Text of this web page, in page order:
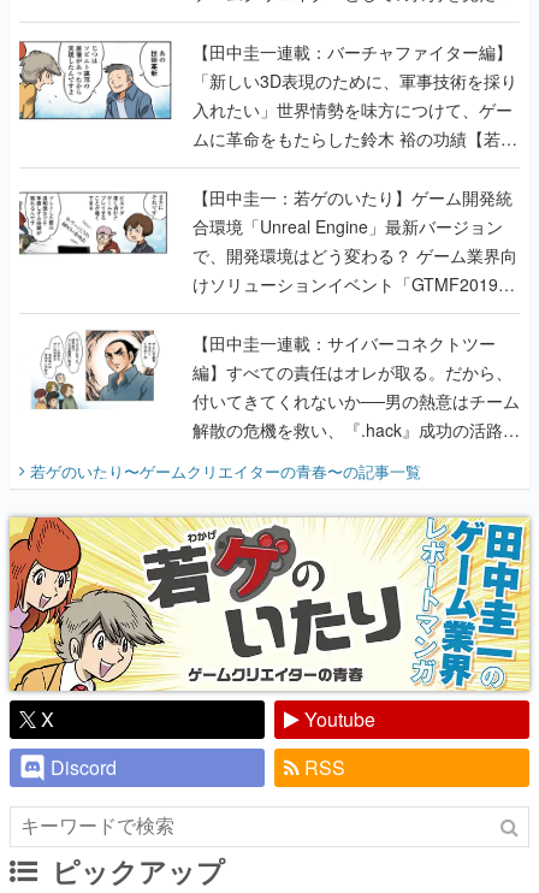
【若ゲのいたり最終回】
【田中圭一連載：バーチャファイター編】
「新しい3D表現のために、軍事技術を採り
入れたい」世界情勢を味方につけて、ゲー
ムに革命をもたらした鈴木 裕の功績【若ゲ
のいたり】
【田中圭一：若ゲのいたり】ゲーム開発統
合環境「Unreal Engine」最新バージョン
で、開発環境はどう変わる？ ゲーム業界向
けソリューションイベント「GTMF2019」
に行って、より理解を深めよう【PR】
【田中圭一連載：サイバーコネクトツー
編】すべての責任はオレが取る。だから、
付いてきてくれないか──男の熱意はチーム
解散の危機を救い、『.hack』成功の活路を
『少年ジャンプ』色だった【若ゲのいた
り】
若ゲのいたり〜ゲームクリエイターの青春〜の記事一覧
X
Youtube
Discord
RSS
ピックアップ